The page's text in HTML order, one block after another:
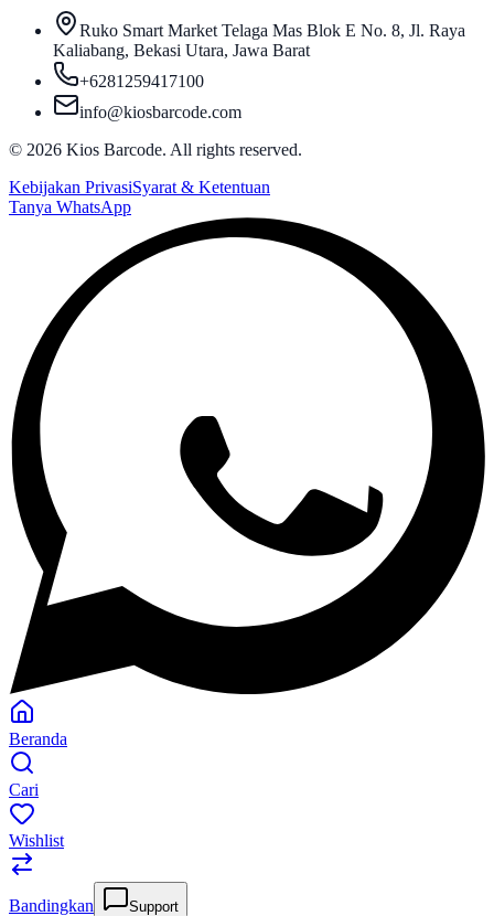
Ruko Smart Market Telaga Mas Blok E No. 8, Jl. Raya
Kaliabang, Bekasi Utara, Jawa Barat
+6281259417100
info@kiosbarcode.com
© 2026 Kios Barcode. All rights reserved.
Kebijakan PrivasiSyarat & Ketentuan
Tanya WhatsApp
Beranda
Cari
Wishlist
Bandingkan Support